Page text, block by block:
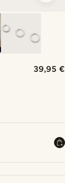
39,95 €